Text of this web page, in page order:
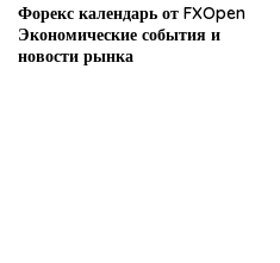
Форекс календарь от FXOpen
Экономические события и
новости рынка